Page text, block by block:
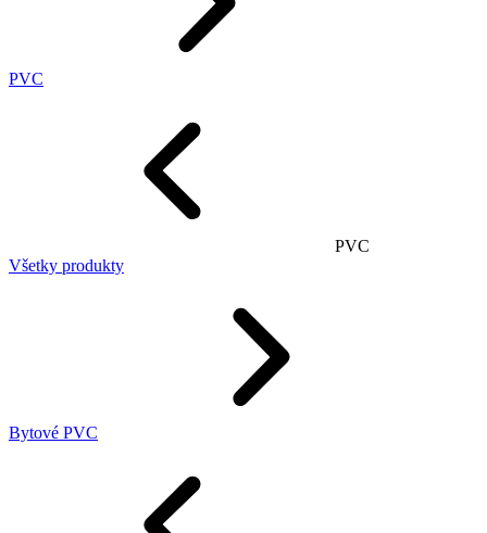
PVC
PVC
Všetky produkty
Bytové PVC